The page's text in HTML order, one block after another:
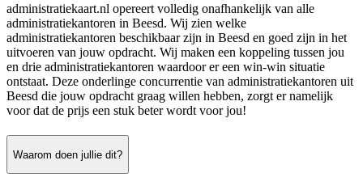
administratiekaart.nl opereert volledig onafhankelijk van alle
administratiekantoren in Beesd. Wij zien welke
administratiekantoren beschikbaar zijn in Beesd en goed zijn in het
uitvoeren van jouw opdracht. Wij maken een koppeling tussen jou
en drie administratiekantoren waardoor er een win-win situatie
ontstaat. Deze onderlinge concurrentie van administratiekantoren uit
Beesd die jouw opdracht graag willen hebben, zorgt er namelijk
voor dat de prijs een stuk beter wordt voor jou!
Waarom doen jullie dit?